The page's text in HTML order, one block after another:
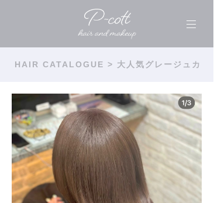
HAIR CATALOGUE > 大人気グレージュカ